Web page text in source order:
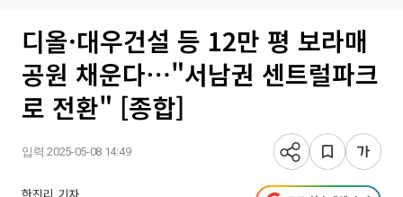
디올·대우건설 등 12만 평 보라매
공원 채운다⋯"서남권 센트럴파크
로 전환" [종합]
입력 2025-05-08 14:49